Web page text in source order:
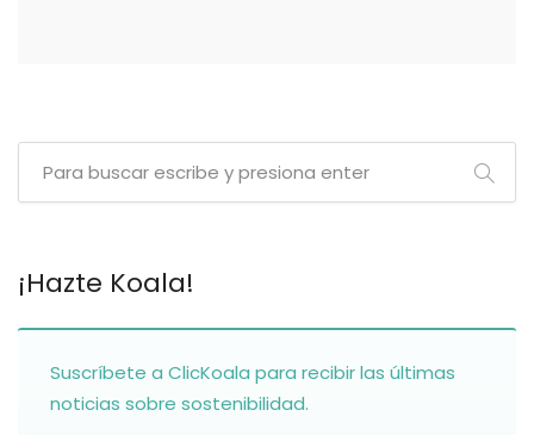
¡Hazte Koala!
Suscríbete a ClicKoala para recibir las últimas
noticias sobre sostenibilidad.